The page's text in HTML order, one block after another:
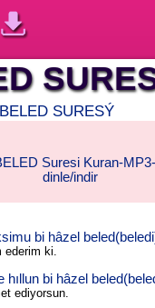
BELED SURESÝ
Suresi Kuran-MP3-
dinle/indir
bi hâzel
ederim ki.
hıllun bi hâzel
ediyorsun.